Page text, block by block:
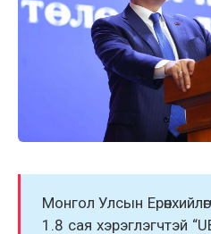
Монгол Улсын
1.8 сая хэрэглэгчтэй